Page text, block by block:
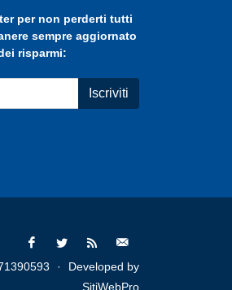
per non perderti tutti
sempre aggiornato
risparmi:
Iscriviti
·
Developed by
SitiWebPro